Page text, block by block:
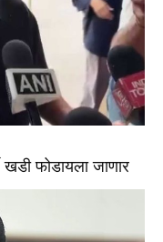
फोडायला जाणार